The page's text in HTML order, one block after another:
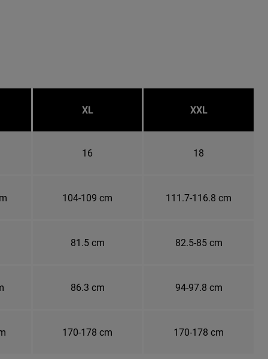
XL XXL
16 18
104-109 cm 111.7-116.8 cm
81.5 cm 82.5-85 cm
86.3 cm 94-97.8 cm
170-178 cm 170-178 cm